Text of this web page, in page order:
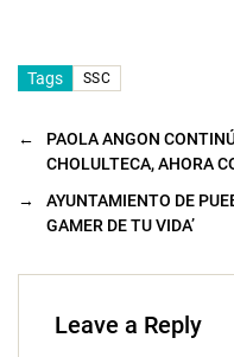
Tags SSC
←
PAOLA ANGON
CHOLULTECA, AHORA
→
AYUNTAMIENTO DE
GAMER DE TU VIDA’
Leave a Reply